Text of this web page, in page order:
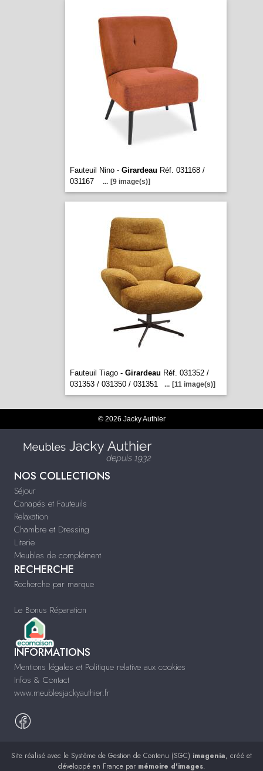
Fauteuil Nino - Girardeau Réf. 031168 /
031167
... [9 image(s)]
Fauteuil Tiago - Girardeau Réf. 031352 /
031353 / 031350 / 031351
... [11 image(s)]
© 2026 Jacky Authier
NOS COLLECTIONS
Séjour
Canapés et Fauteuils
Relaxation
Chambre et Dressing
Literie
Meubles de complément
RECHERCHE
Recherche par marque
Le Bonus Réparation
INFORMATIONS
Mentions légales et Politique relative aux cookies
Infos & Contact
www.meublesjackyauthier.fr
Site réalisé avec le Système de Gestion de Contenu (SGC) imagenia, créé et
développé en France par mémoire d'images.